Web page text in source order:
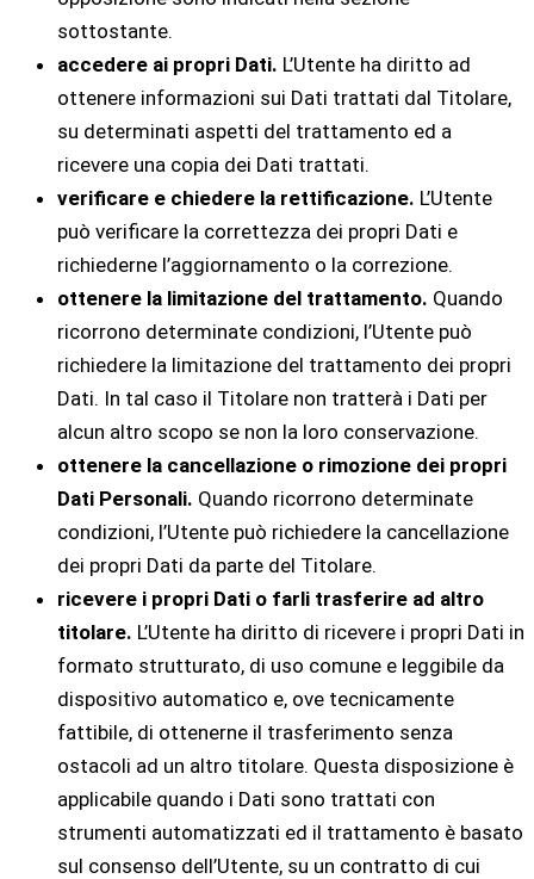
sottostante.
accedere ai propri Dati. L’Utente ha diritto ad
ottenere informazioni sui Dati trattati dal Titolare,
su determinati aspetti del trattamento ed a
ricevere una copia dei Dati trattati.
verificare e chiedere la rettificazione. L’Utente
può verificare la correttezza dei propri Dati e
richiederne l’aggiornamento o la correzione.
ottenere la limitazione del trattamento. Quando
ricorrono determinate condizioni, l’Utente può
richiedere la limitazione del trattamento dei propri
Dati. In tal caso il Titolare non tratterà i Dati per
alcun altro scopo se non la loro conservazione.
ottenere la cancellazione o rimozione dei propri
Dati Personali. Quando ricorrono determinate
condizioni, l’Utente può richiedere la cancellazione
dei propri Dati da parte del Titolare.
ricevere i propri Dati o farli trasferire ad altro
titolare. L’Utente ha diritto di ricevere i propri Dati in
formato strutturato, di uso comune e leggibile da
dispositivo automatico e, ove tecnicamente
fattibile, di ottenerne il trasferimento senza
ostacoli ad un altro titolare. Questa disposizione è
applicabile quando i Dati sono trattati con
strumenti automatizzati ed il trattamento è basato
sul consenso dell’Utente, su un contratto di cui